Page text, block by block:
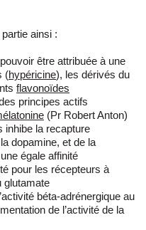
partie ainsi :
être attribuée à une
(hypéricine), les dérivés du
flavonoïdes
principes actifs
(Pr Robert Anton)
inhibe la recapture
dopamine, et de la
égale affinité
pour les récepteurs à
glutamate
béta-adrénergique au
de l’activité de la